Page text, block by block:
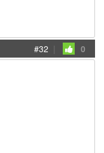
#32 | 0